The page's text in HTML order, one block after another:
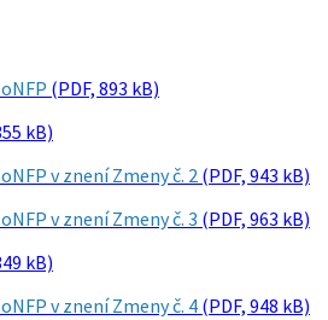
(PDF, 893 kB)
kB)
v znení Zmeny č. 2 (PDF, 943 kB)
v znení Zmeny č. 3 (PDF, 963 kB)
kB)
v znení Zmeny č. 4 (PDF, 948 kB)